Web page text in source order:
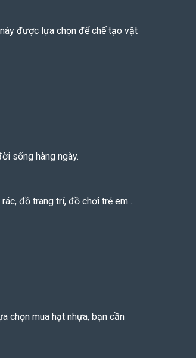
được lựa chọn để chế tạo vật
sống hàng ngày.
đồ trang trí, đồ chơi trẻ em…
chọn mua hạt nhựa, bạn cần